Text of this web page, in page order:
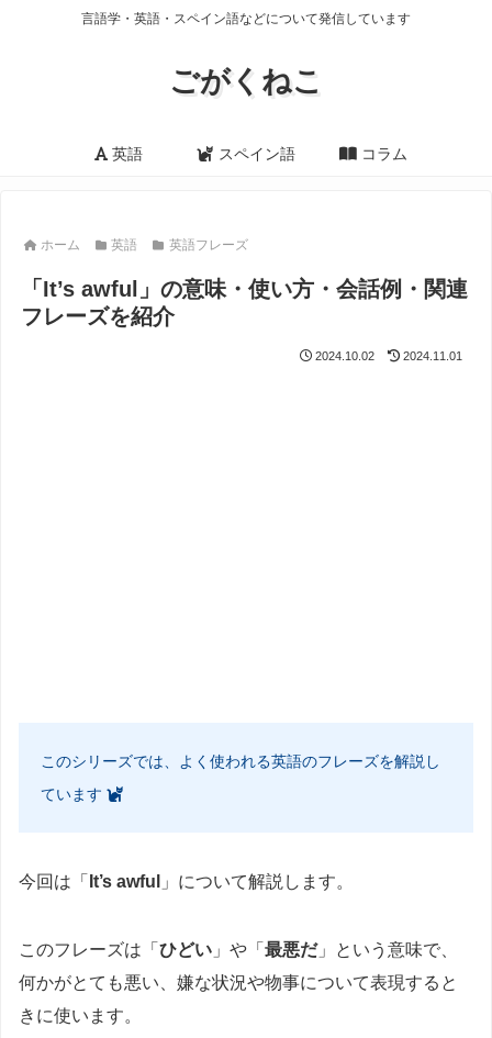
言語学・英語・スペイン語などについて発信しています
ごがくねこ
英語 スペイン語 コラム
ホーム 英語 英語フレーズ
「It’s awful」の意味・使い方・会話例・関連
フレーズを紹介
2024.10.02 2024.11.01
このシリーズでは、よく使われる英語のフレーズを解説し
ています
今回は「 It’s awful 」について解説します。
このフレーズは「 ひどい 」や「 最悪だ」という意味で、
何かがとても悪い、嫌な状況や物事について表現すると
きに使います。